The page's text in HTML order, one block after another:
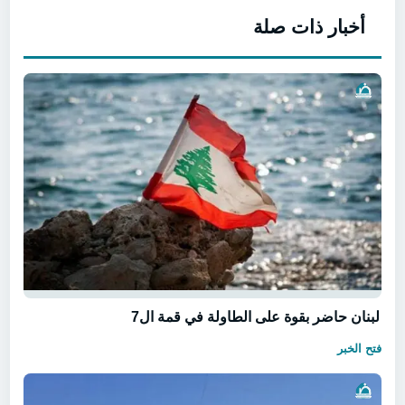
أخبار ذات صلة
لبنان حاضر بقوة على الطاولة في قمة ال7
فتح الخبر